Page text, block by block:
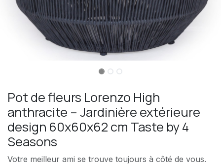
Pot de fleurs Lorenzo High
anthracite – Jardinière extérieure
design 60x60x62 cm Taste by 4
Seasons
Votre meilleur ami se trouve toujours à côté de vous.